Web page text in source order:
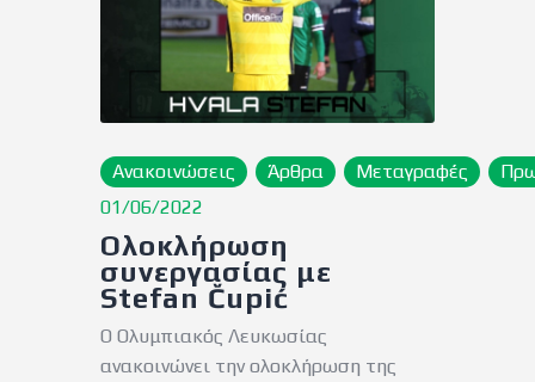
Ανακοινώσεις Άρθρα Μεταγραφές
01/06/2022
Ολοκλήρωση
συνεργασίας με
Stefan Čupić
Ο Ολυμπιακός Λευκωσίας
ανακοινώνει την ολοκλήρωση της